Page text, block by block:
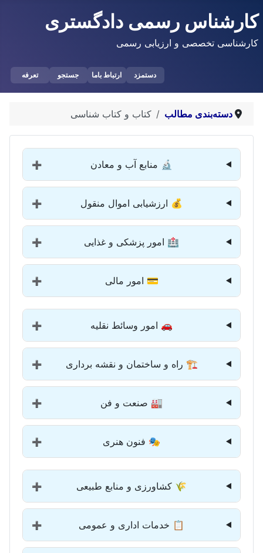
کارشناس رسمی دادگستری
کارشناسی تخصصی و ارزیابی رسمی
دستمزد ارتباط باما جستجو تعرفه
دسته‌بندی مطالب کتاب و کتاب شناسی
🔬 منابع آب و معادن ➕
💰 ارزشیابی اموال منقول ➕
🏥 امور پزشکی و غذایی ➕
💳 امور مالی ➕
🚗 امور وسائط نقلیه ➕
🏗️ راه و ساختمان و نقشه برداری ➕
🏭 صنعت و فن ➕
🎭 فنون هنری ➕
🌾 کشاورزی و منابع طبیعی ➕
📋 خدمات اداری و عمومی ➕